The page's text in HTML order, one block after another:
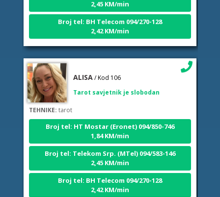
Broj tel: BH Telecom 094/270-128
2,42 KM/min
TEHNIKE:tarot
Broj tel: HT Mostar (Eronet) 094/850-746
1,84 KM/min
Broj tel: Telekom Srp. (MTel) 094/583-146
2,45 KM/min
Broj tel: BH Telecom 094/270-128
2,42 KM/min